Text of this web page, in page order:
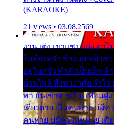
(KARAOKE)
21 views • 03.08.2569
งานแต่ง เขาแซง แย่งเอา
ในห้องครัว ข้างนอกเจ้าสา
อยู่ในครัว ทำตัวเป็นเด็ก ล้
บ้านใกล้ พึ่งพาอาศัย จำใจ
พา กันเข้าพาขวัญ เพื่อนฝูง
เดียวดาย เป็นคนพ่าย บ่มีค
คนพ่าย บ่มีความหมาย เคีย